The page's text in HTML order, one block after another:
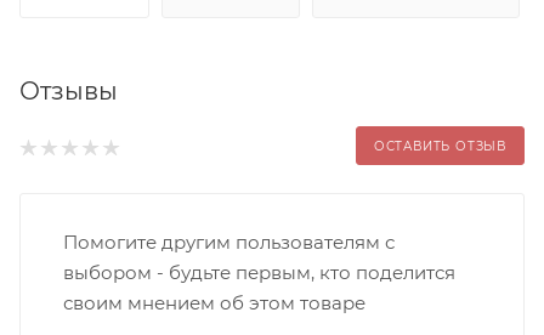
Отзывы
ОСТАВИТЬ ОТЗЫВ
Помогите другим пользователям с
выбором - будьте первым, кто поделится
своим мнением об этом товаре